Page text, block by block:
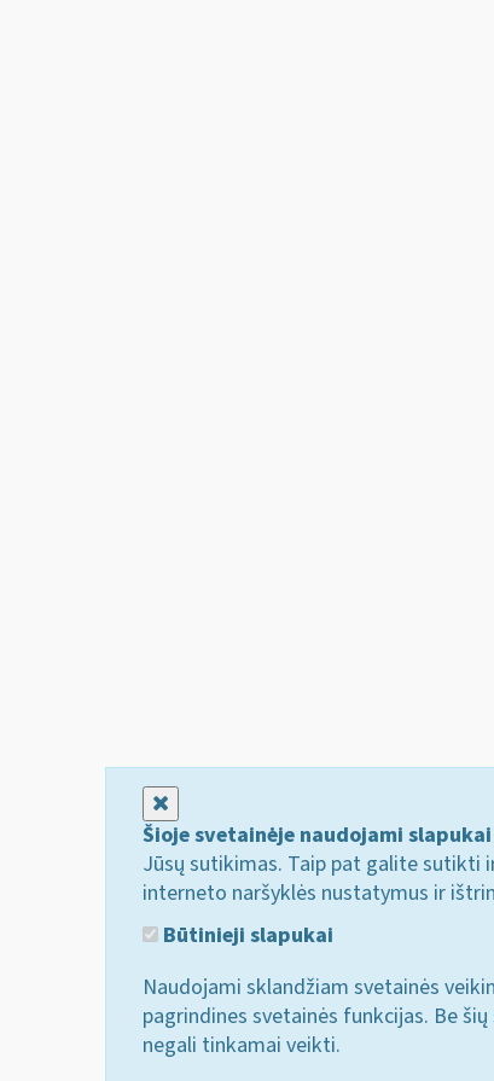
Šioje svetainėje naudojami slapukai
Jūsų sutikimas. Taip pat galite sutikti
interneto naršyklės nustatymus ir
Būtinieji slapukai
Naudojami sklandžiam svetainės
pagrindines svetainės funkcijas. Be
negali tinkamai veikti.